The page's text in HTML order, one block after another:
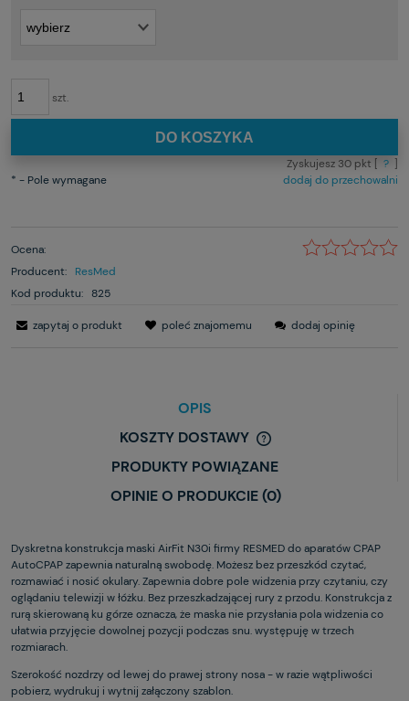
szt.
DO KOSZYKA
Zyskujesz 30 pkt [ ? ]
dodaj do przechowalni
* - Pole wymagane
Ocena:
Producent:
ResMed
Kod produktu: 825
zapytaj o produkt poleć znajomemu dodaj opinię
OPIS
KOSZTY DOSTAWY
PRODUKTY POWIĄZANE
OPINIE O PRODUKCIE (0)
Dyskretna konstrukcja maski AirFit N30i firmy RESMED do aparatów CPAP
AutoCPAP zapewnia naturalną swobodę. Możesz bez przeszkód czytać,
rozmawiać i nosić okulary. Zapewnia dobre pole widzenia przy czytaniu, czy
oglądaniu telewizji w łóżku. Bez przeszkadzającej rury z przodu. Konstrukcja z
rurą skierowaną ku górze oznacza, że maska nie przysłania pola widzenia co
ułatwia przyjęcie dowolnej pozycji podczas snu. występuję w trzech
rozmiarach.
Szerokość nozdrzy od lewej do prawej strony nosa - w razie wątpliwości
pobierz, wydrukuj i wytnij załączony szablon.